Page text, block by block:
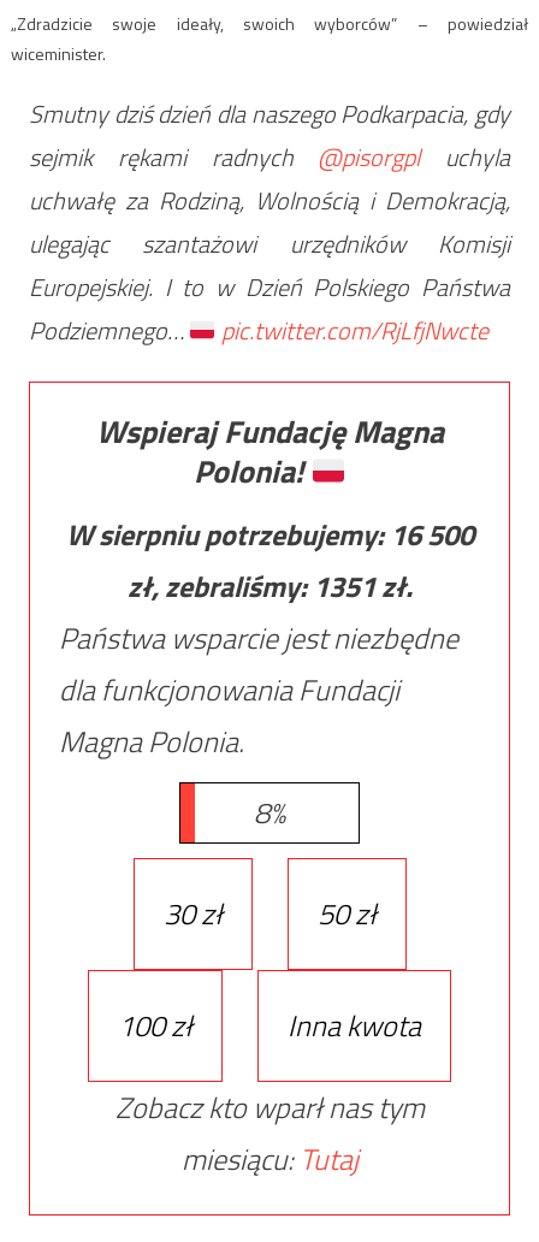
„Zdradzicie swoje ideały, swoich wyborców” – powiedział
wiceminister.
Smutny dziś dzień dla naszego Podkarpacia, gdy
sejmik rękami radnych ⁦ @pisorgpl⁩ uchyla
uchwałę za Rodziną, Wolnością i Demokracją,
ulegając szantażowi urzędników Komisji
Europejskiej. I to w Dzień Polskiego Państwa
Podziemnego…
pic.twitter.com/RjLfjNwcte
Wspieraj Fundację Magna
Polonia!
W sierpniu potrzebujemy: 16 500
zł, zebraliśmy: 1351zł.
Państwa wsparcie jest niezbędne
dla funkcjonowania Fundacji
Magna Polonia.
8%
30 zł 50 zł
100 zł
Inna kwota
Zobacz kto wparł nas tym
miesiącu: Tutaj